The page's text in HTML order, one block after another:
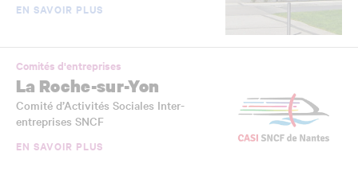
EN SAVOIR PLUS
Comités d'entreprises
La Roche-sur-Yon
Comité d’Activités Sociales Inter-
entreprises SNCF
EN SAVOIR PLUS